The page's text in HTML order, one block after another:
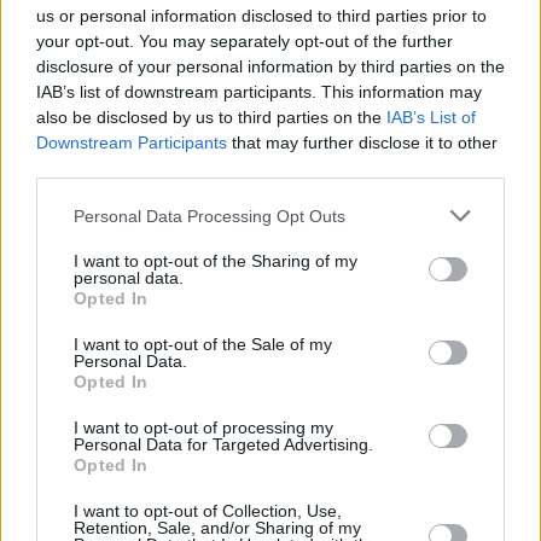
us or personal information disclosed to third parties prior to
your opt-out. You may separately opt-out of the further
disclosure of your personal information by third parties on the
IAB’s list of downstream participants. This information may
also be disclosed by us to third parties on the IAB’s List of
Downstream Participants that may further disclose it to other
Personal Data Processing Opt Outs
I want to opt-out of the Sharing of my
personal data.
Opted In
I want to opt-out of the Sale of my
Personal Data.
Opted In
I want to opt-out of processing my
Personal Data for Targeted Advertising.
Opted In
I want to opt-out of Collection, Use,
Retention, Sale, and/or Sharing of my
09:35, 07 Δεκεμβρίου 2024
Ετοιμάζεται η
«Ελευθεροτυπία»- Νέα εταιρεία
MEDIA
17:16, 26 Οκτωβρίου 2024
DW για ελληνικά media: «Ο,τι